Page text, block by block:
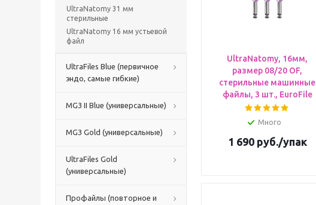
UltraNatomy 31 мм
стерильные
UltraNatomy 16 мм устьевой
файл
UltraFiles Blue (первичное
эндо, самые гибкие)
MG3 II Blue (универсальные)
MG3 Gold (универсальные)
UltraFiles Gold
(универсальные)
Профайлы (повторное и
UltraNatomy, 16мм,
размер 08/20 OF,
стерильные машинные
файлы, 3 шт., EuroFile
Много
1 690руб./упак